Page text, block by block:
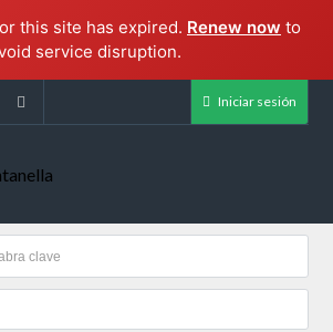
this site has expired. Renew now to
service disruption.
Iniciar sesión